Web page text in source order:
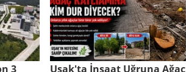
3
Uşak'ta İnşaat Uğruna Ağaç